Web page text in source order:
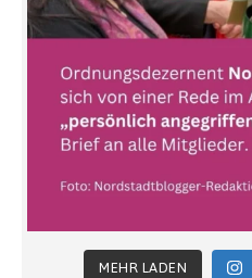
MEHR LADEN